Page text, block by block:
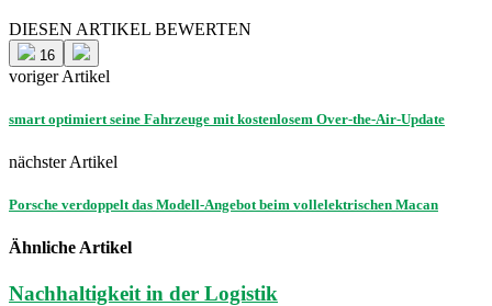
DIESEN ARTIKEL BEWERTEN
16
voriger Artikel
smart optimiert seine Fahrzeuge mit kostenlosem Over-the-Air-Update
nächster Artikel
Porsche verdoppelt das Modell-Angebot beim vollelektrischen Macan
Ähnliche Artikel
Nachhaltigkeit in der Logistik